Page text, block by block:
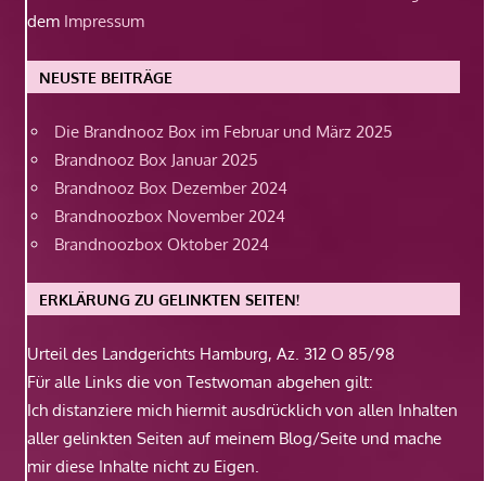
dem Impressum
NEUSTE BEITRÄGE
Die Brandnooz Box im Februar und März 2025
Brandnooz Box Januar 2025
Brandnooz Box Dezember 2024
Brandnoozbox November 2024
Brandnoozbox Oktober 2024
ERKLÄRUNG ZU GELINKTEN SEITEN!
Urteil des Landgerichts Hamburg, Az. 312 O 85/98
Für alle Links die von Testwoman abgehen gilt:
Ich distanziere mich hiermit ausdrücklich von allen Inhalten
aller gelinkten Seiten auf meinem Blog/Seite und mache
mir diese Inhalte nicht zu Eigen.